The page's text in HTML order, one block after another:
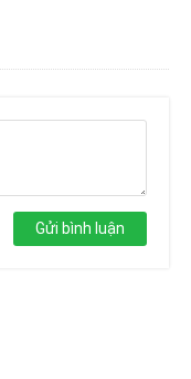
Gửi bình luận